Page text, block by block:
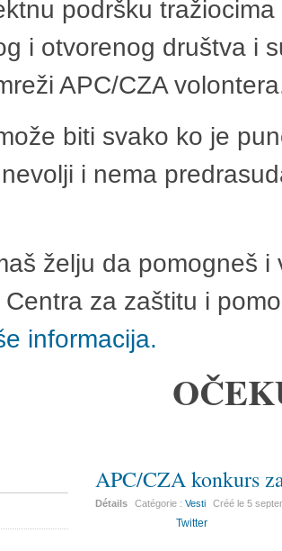
podršku
i otvorenog društva i
APC/CZA
biti svako ko je
i nema
želju da pomogneš
Centra za zaštitu i
informacija.
APC/CZA konkurs
Détails Catégorie :Vesti Créé le5
Twitter